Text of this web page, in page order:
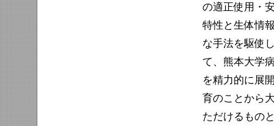
の適正使用・
特性と生体情
な手法を駆使
て、熊本大学
を精力的に展
育のことから
ただけるもの